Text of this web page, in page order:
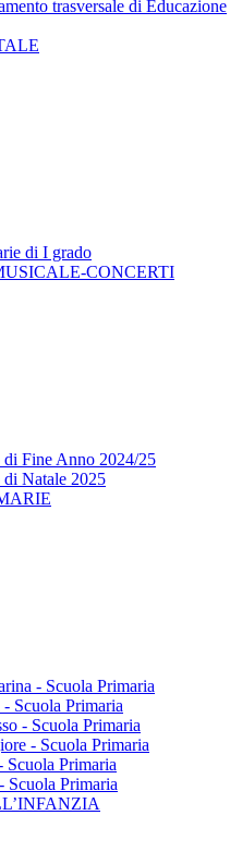
trasversale di Educazione
di I grado
CONCERTI
di Fine Anno 2024/25
di Natale 2025
- Scuola Primaria
- Scuola Primaria
- Scuola Primaria
- Scuola Primaria
Scuola Primaria
Scuola Primaria